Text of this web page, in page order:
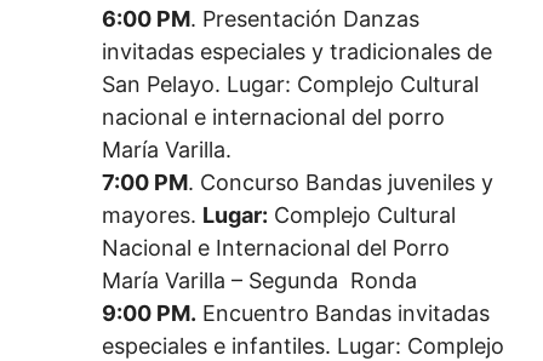
6:00 PM. Presentación Danzas
invitadas especiales y tradicionales de
San Pelayo. Lugar: Complejo Cultural
nacional e internacional del porro
María Varilla.
7:00 PM. Concurso Bandas juveniles y
mayores. Lugar: Complejo Cultural
Nacional e Internacional del Porro
María Varilla – Segunda Ronda
9:00 PM. Encuentro Bandas invitadas
especiales e infantiles. Lugar: Complejo